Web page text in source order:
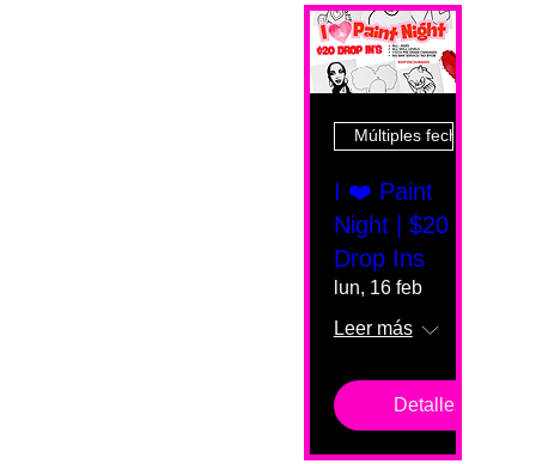
Múltiples fechas
I ❤️ Paint
Night | $20
Drop Ins
lun, 16 feb
Leer más
Detalles